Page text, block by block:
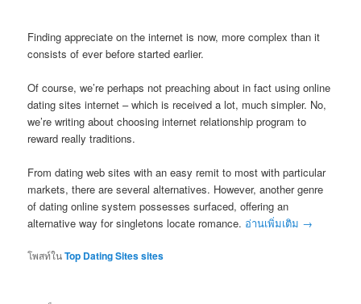
Finding appreciate on the internet is now, more complex than it
consists of ever before started earlier.
Of course, we’re perhaps not preaching about in fact using online
dating sites internet – which is received a lot, much simpler. No,
we’re writing about choosing internet relationship program to
reward really traditions.
From dating web sites with an easy remit to most with particular
markets, there are several alternatives. However, another genre
of dating online system possesses surfaced, offering an
alternative way for singletons locate romance. อ่านเพิ่มเติม →
โพสท์ในTop Dating Sites sites